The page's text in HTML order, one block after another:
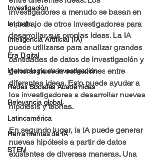
Investigación
Impacto
Inteligencia Artificial (IA)
Era Digital
Metodología de investigación
Redes Sociales Académicas
Relevancia global
Latinoamérica
Herramientas de IA
STEM
investigadores a menudo se basan en
el trabajo de otros investigadores para
desarrollar sus propias ideas. La IA
puede utilizarse para analizar grandes
cantidades de datos de investigación y
generar nuevas conexiones entre
diferentes ideas. Esto puede ayudar a
los investigadores a desarrollar nuevas
hipótesis y teorías.
En segundo lugar, la IA puede generar
nuevas hipótesis a partir de datos
existentes de diversas maneras. Una